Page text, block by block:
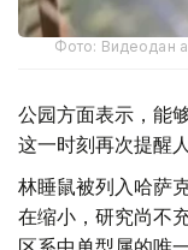
Фото: Видеодан
公园方面表示，能
这一时刻再次提醒
林睡鼠被列入哈萨
在缩小，研究尚不